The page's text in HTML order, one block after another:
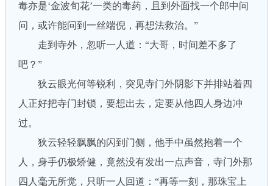
毒亦是‘金波旬花’一类的毒药，且到外面找一个郎中问
问，或许能问到一丝端倪，再想法救治。”
走到寺外，忽听一人道：“大哥，时间差不多了
吧？”
狄云眼光何等锐利，突见寺门外阴影下并排站着四
人正好把寺门封锁，要想出去，定要从他四人身边冲
过。
狄云轻轻飘飘的闪到门侧，他手中虽然抱着一个
人，身手仍极矫健，竟然没有发出一点声音，寺门外那
四人毫无所觉，只听一人回道：“再等一刻，那珠宝上